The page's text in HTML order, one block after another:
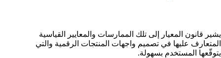
يشير قانون المعيار إلى تلك الممارسات والمعايير القياسية
المتعارف عليها في تصميم واجهات المنتجات الرقمية والتي
يتوقّعها المستخدم بسهولة.